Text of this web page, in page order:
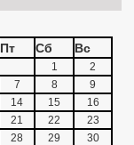
Пт Сб Вс
1
2
7 8
9
14 15
16
21 22
23
28 29
30